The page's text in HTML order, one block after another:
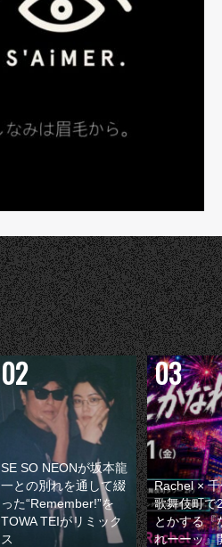
SE SO NEONが坂本龍
一との別れを通して綴
った“Remember!”を
TOWA TEIがリミック
ス
Rachel ×
歌舞伎町で
とかする『
れーーッ』